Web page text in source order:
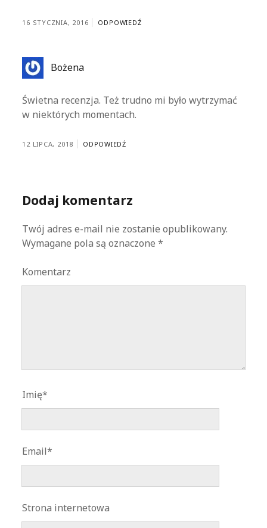
16 STYCZNIA, 2016 ODPOWIEDŹ
Bożena
Świetna recenzja. Też trudno mi było wytrzymać
w niektórych momentach.
12 LIPCA, 2018 ODPOWIEDŹ
Dodaj komentarz
Twój adres e-mail nie zostanie opublikowany.
Wymagane pola są oznaczone*
Komentarz
Imię*
Email*
Strona internetowa